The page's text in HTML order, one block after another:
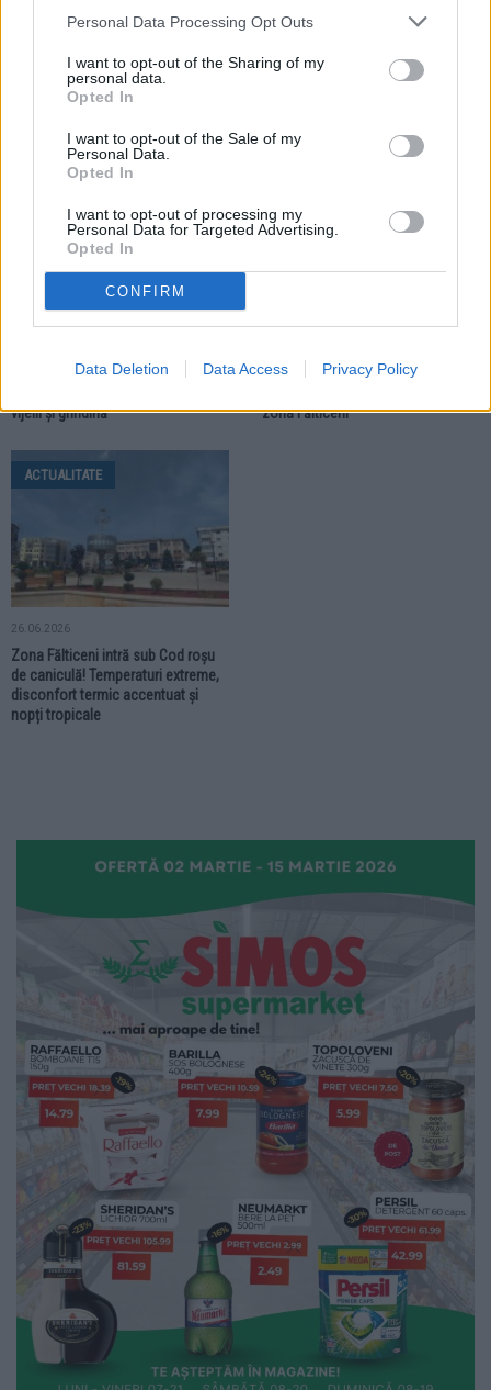
Personal Data Processing Opt Outs
I want to opt-out of the Sharing of my
personal data.
Opted In
I want to opt-out of the Sale of my
Personal Data.
Opted In
I want to opt-out of processing my
Personal Data for Targeted Advertising.
Opted In
CONFIRM
Data Deletion Data Access Privacy Policy
Meteorologii au emis două Coduri
galbene pentru zona Fălticeni. Sunt
anunțate ploi torențiale și vijelii
ACTUALITATE
02.07.2026
află sub Cod portocaliu.
vijelii și grindină
29.06.2026
roșu de caniculă. Sunt încă două
zona Fălticeni
ACTUALITATE
26.06.2026
Zona Fălticeni intră sub Cod roșu
de caniculă! Temperaturi extreme,
disconfort termic accentuat și
nopți tropicale